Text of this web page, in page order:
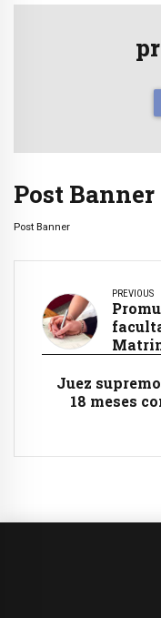
Post Banner
Post Banner
PREVIOUS
Juez
18 meses